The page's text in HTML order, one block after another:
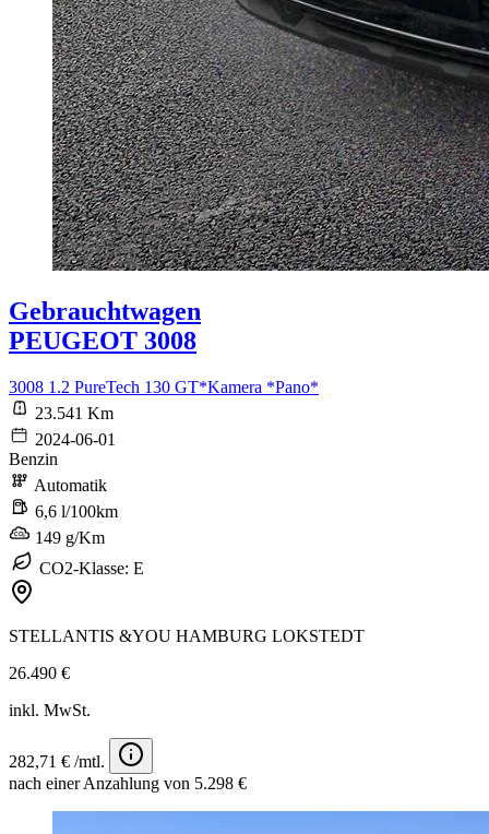
Gebrauchtwagen
PEUGEOT 3008
3008 1.2 PureTech 130 GT*Kamera *Pano*
23.541 Km
2024-06-01
Benzin
Automatik
6,6 l/100km
149 g/Km
CO2-Klasse: E
STELLANTIS &YOU HAMBURG LOKSTEDT
26.490 €
inkl. MwSt.
282,71 € /mtl.
nach einer Anzahlung von 5.298 €